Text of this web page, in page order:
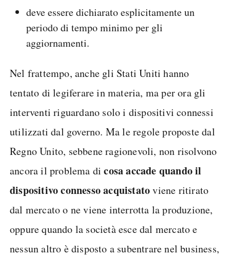
deve essere dichiarato esplicitamente un
periodo di tempo minimo per gli
aggiornamenti.
Nel frattempo, anche gli Stati Uniti hanno
tentato di legiferare in materia, ma per ora gli
interventi riguardano solo i dispositivi connessi
utilizzati dal governo. Ma le regole proposte dal
Regno Unito, sebbene ragionevoli, non risolvono
ancora il problema dicosa accade quando il
dispositivo connesso acquistatoviene ritirato
dal mercato o ne viene interrotta la produzione,
oppure quando la società esce dal mercato e
nessun altro è disposto a subentrare nel business,